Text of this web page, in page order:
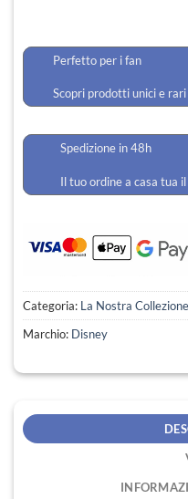
Perfetto per i fan
Scopri prodotti unici e
Spedizione in 48h
Il tuo ordine a casa tua
Categoria: La Nostra
Marchio: Disney